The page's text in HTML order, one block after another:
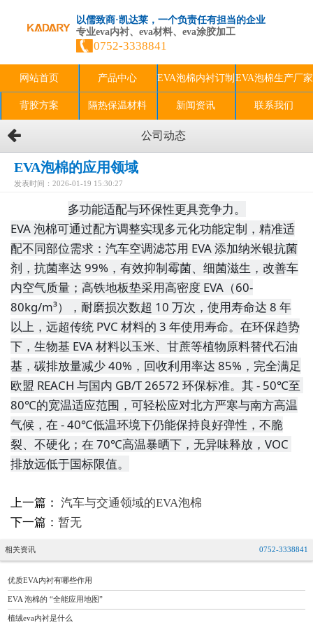
以儒致商·凯达莱，一个负责任有担当的企业
专业eva内衬、eva材料、eva涂胶加工
0752-3338841
网站首页 产品中心 EVA泡棉内衬订制 EVA泡棉生产厂家
背胶方案 隔热保温材料 新闻资讯 联系我们
公司动态
EVA泡棉的应用领域
发表时间：2026-01-19 15:30:27
多功能适配与环保性更具竞争力。
EVA 泡棉可通过配方调整实现多元化功能定制，精准适
配不同部位需求：汽车空调滤芯用 EVA 添加纳米银抗菌
剂，抗菌率达 99%，有效抑制霉菌、细菌滋生，改善车
内空气质量；高铁地板垫采用高密度 EVA（60-
80kg/m³），耐磨损次数超 10 万次，使用寿命达 8 年
以上，远超传统 PVC 材料的 3 年使用寿命。在环保趋势
下，生物基 EVA 材料以玉米、甘蔗等植物原料替代石油
基，碳排放量减少 40%，回收利用率达 85%，完全满足
欧盟 REACH 与国内 GB/T 26572 环保标准。其 - 50℃至
80℃的宽温适应范围，可轻松应对北方严寒与南方高温
气候，在 - 40℃低温环境下仍能保持良好弹性，不脆
裂、不硬化；在 70℃高温暴晒下，无异味释放，VOC
排放远低于国标限值。
上一篇： 汽车与交通领域的EVA泡棉
下一篇： 暂无
相关资讯 0752-3338841
优质EVA内衬有哪些作用
EVA 泡棉的 “全能应用地图”
植绒eva内衬是什么